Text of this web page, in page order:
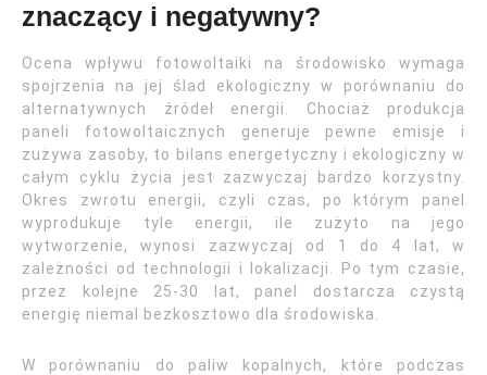
znaczący i negatywny?
Ocena wpływu fotowoltaiki na środowisko wymaga
spojrzenia na jej ślad ekologiczny w porównaniu do
alternatywnych źródeł energii. Chociaż produkcja
paneli fotowoltaicznych generuje pewne emisje i
zużywa zasoby, to bilans energetyczny i ekologiczny w
całym cyklu życia jest zazwyczaj bardzo korzystny.
Okres zwrotu energii, czyli czas, po którym panel
wyprodukuje tyle energii, ile zużyto na jego
wytworzenie, wynosi zazwyczaj od 1 do 4 lat, w
zależności od technologii i lokalizacji. Po tym czasie,
przez kolejne 25-30 lat, panel dostarcza czystą
energię niemal bezkosztowo dla środowiska.
W porównaniu do paliw kopalnych, które podczas